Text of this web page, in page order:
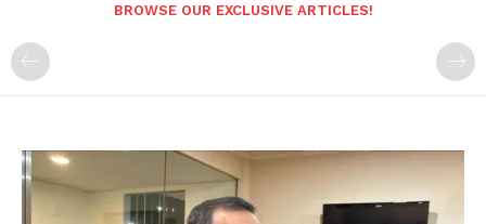
BROWSE OUR EXCLUSIVE ARTICLES!